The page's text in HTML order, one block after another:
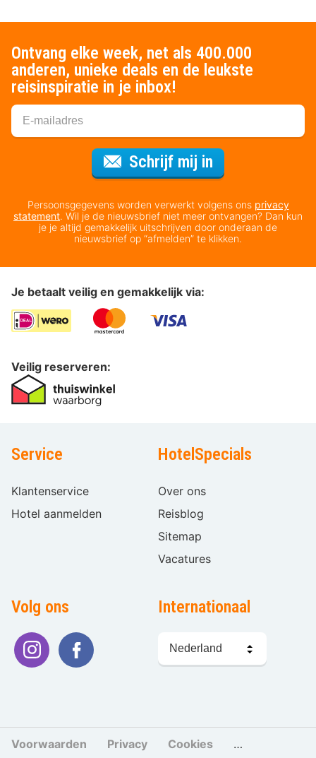
Ontvang elke week, net als 400.000
anderen, unieke deals en de leukste
reisinspiratie in je inbox!
Schrijf mij in
Persoonsgegevens worden verwerkt volgens ons privacy
statement. Wil je de nieuwsbrief niet meer ontvangen? Dan kun
je je altijd gemakkelijk uitschrijven door onderaan de
nieuwsbrief op “afmelden” te klikken.
Je betaalt veilig en gemakkelijk via:
Veilig reserveren:
Service
Klantenservice
Hotel aanmelden
HotelSpecials
Over ons
Reisblog
Sitemap
Vacatures
Volg ons Internationaal
kiezen
Voorwaarden Privacy Cookies Cookies